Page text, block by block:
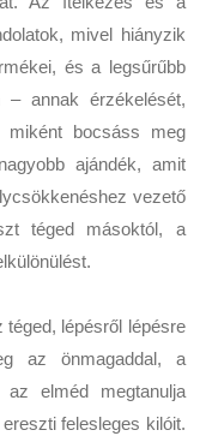
mivel hiányzik
és a legsűrűbb
– annak érzékelését,
miként bocsáss meg
ajándék, amit
vezető
téged másoktól, a
lépésről lépésre
az önmagaddal, a
az elméd megtanulja
felesleges kilóit.